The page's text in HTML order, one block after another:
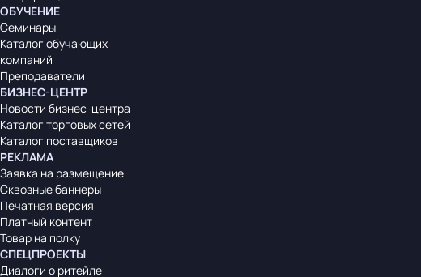
ОБУЧЕНИЕ
Семинары
Каталог обучающих
компаний
Преподаватели
БИЗНЕС-ЦЕНТР
Новости бизнес-центра
Каталог торговых сетей
Каталог поставщиков
РЕКЛАМА
Заявка на размещение
Сквозные баннеры
Печатная версия
Платный контент
Товар на полку
СПЕЦПРОЕКТЫ
Диалоги о ритейле